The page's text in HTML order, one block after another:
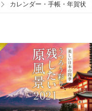
カレンダー・手帳・年賀状